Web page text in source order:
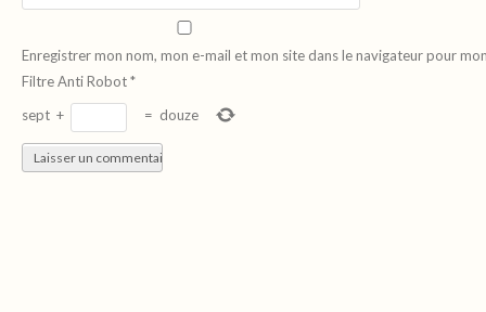
Enregistrer mon nom, mon e-mail et mon site dans le navigateur pour
Filtre Anti Robot*
sept + = douze